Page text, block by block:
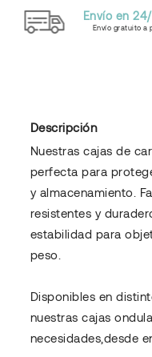
Envío en
Envío gratuito a
Descripción
Nuestras cajas de
perfecta para
y almacenamiento.
resistentes y
estabilidad para
peso.
Disponibles en
nuestras cajas
necesidades,desde